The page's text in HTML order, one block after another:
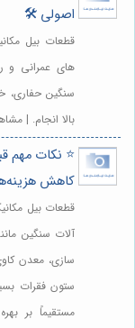
اصولی 🛠️
قطعات بیل
های عمرانی و
سنگین حفاری،
بالا انجام. |
⭐️ نکات مهم
کاهش
قطعات بیل
آلات سنگین
سازی، معدن
ستون فقرات
مستقیماً بر